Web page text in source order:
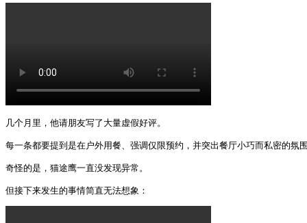
几个月里，他请朋友写了大量虚假好评。
每一条都要提到是在户外用餐、强调仅限预约，并突出餐厅小巧而私密的氛
奇怪的是，猫途鹰一直没发现异常。
但接下来发生的事情简直无法想象：